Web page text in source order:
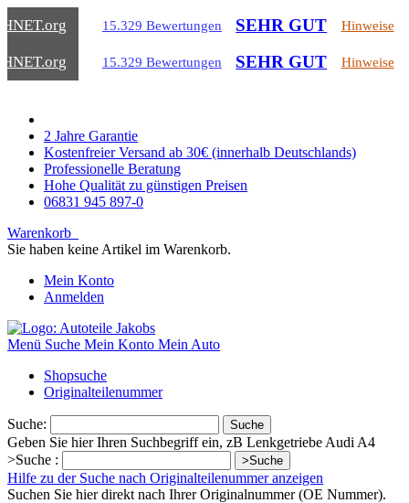
.org 15.329 Bewertungen SEHR GUT Hinweise
.org 15.329 Bewertungen SEHR GUT Hinweise
2 Jahre Garantie
Kostenfreier Versand ab 30€ (innerhalb Deutschlands)
Professionelle Beratung
Hohe Qualität zu günstigen Preisen
06831 945 897-0
Warenkorb
Sie haben keine Artikel im Warenkorb.
Mein Konto
Anmelden
Menü Suche Mein Konto Mein Auto
Shopsuche
Originalteilenummer
Suche: Suche
Geben Sie hier Ihren Suchbegriff ein, zB Lenkgetriebe Audi A4
>Suche :
>Suche
Hilfe zu der Suche nach Originalteilenummer anzeigen
Suchen Sie hier direkt nach Ihrer Originalnummer (OE Nummer).